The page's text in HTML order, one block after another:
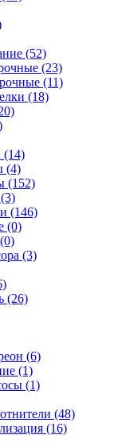
(52)
(23)
(11)
(18)
(14)
(4)
(152)
(146)
(0)
(3)
(26)
(6)
(1)
(1)
(48)
(16)